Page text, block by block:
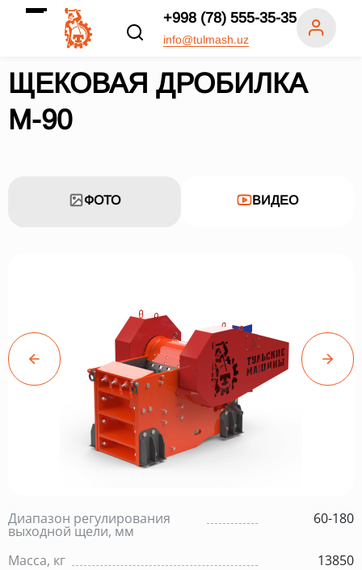
+998 (78) 555-35-35
info@tulmash.uz
ЩЕКОВАЯ ДРОБИЛКА
М-90
ФОТО ВИДЕО
Диапазон регулирования
выходной щели, мм
60-180
Масса, кг
13850